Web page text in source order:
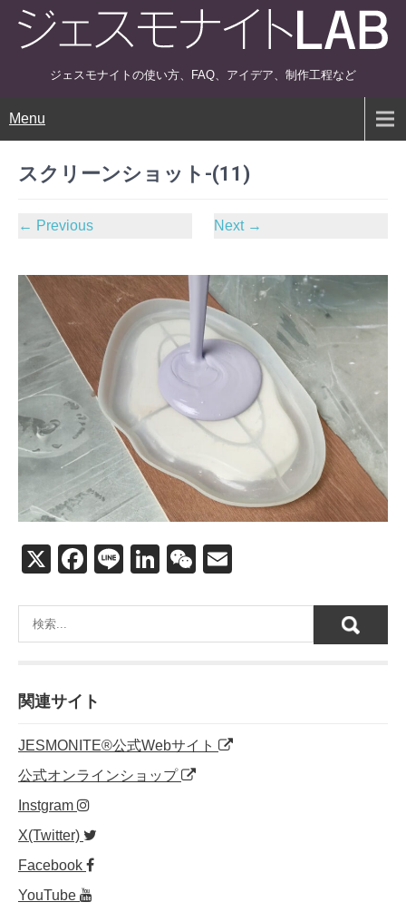
ジェスモナイトの使い方、FAQ、アイデア、制作工程など
Menu
スクリーンショット-(11)
← Previous Next →
X
F
c
e
o
o
k
Li
e
Li
k
e
W
C
h
ail
関連サイト
JESMONITE®公式Webサイト
公式オンラインショップ
Instgram
X(Twitter)
Facebook
YouTube